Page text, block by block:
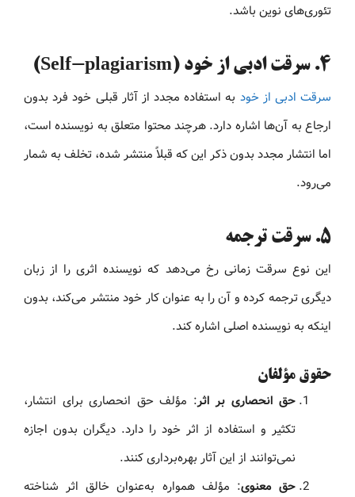
تئوری‌های نوین باشد.
۴. سرقت ادبی از خود (Self-plagiarism)
سرقت ادبی از خود به استفاده مجدد از آثار قبلی خود فرد بدون
ارجاع به آن‌ها اشاره دارد. هرچند محتوا متعلق به نویسنده است،
اما انتشار مجدد بدون ذکر این که قبلاً منتشر شده، تخلف به شمار
می‌رود.
۵. سرقت ترجمه
این نوع سرقت زمانی رخ می‌دهد که نویسنده اثری را از زبان
دیگری ترجمه کرده و آن را به عنوان کار خود منتشر می‌کند، بدون
اینکه به نویسنده اصلی اشاره کند.
حقوق مؤلفان
حق انحصاری بر اثر: مؤلف حق انحصاری برای انتشار،
تکثیر و استفاده از اثر خود را دارد. دیگران بدون اجازه
نمی‌توانند از این آثار بهره‌برداری کنند.
حق معنوی: مؤلف همواره به‌عنوان خالق اثر شناخته